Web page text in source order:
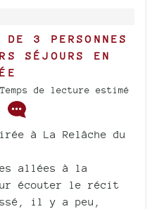
3 PERSONNES
SÉJOURS EN
de lecture estimé
à La Relâche du
allées à la
écouter le récit
il y a peu,